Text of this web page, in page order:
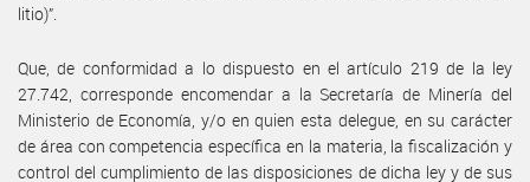
litio)”.
Que, de conformidad a lo dispuesto en el artículo 219 de la ley
27.742, corresponde encomendar a la Secretaría de Minería del
Ministerio de Economía, y/o en quien esta delegue, en su carácter
de área con competencia específica en la materia, la fiscalización y
control del cumplimiento de las disposiciones de dicha ley y de sus